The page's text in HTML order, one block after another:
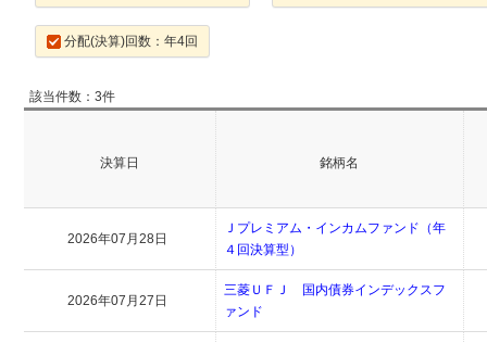
分配(決算)回数：年4回
該当件数：3件
決算日 銘柄名
2026年07月28日
Ｊプレミアム・インカムファンド（年
４回決算型）
2026年07月27日
三菱ＵＦＪ 国内債券インデックスフ
ァンド